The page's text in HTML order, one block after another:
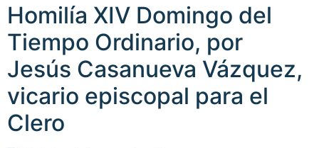
Homilía XIV Domingo del
Tiempo Ordinario, por
Jesús Casanueva Vázquez,
vicario episcopal para el
Clero